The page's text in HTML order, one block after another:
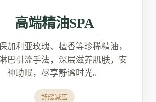
高端精油SPA
加利亚玫瑰、檀香等珍稀精油，
巴引流手法，深层滋养肌肤，安
神助眠，尽享静谧时光。
舒缓减压